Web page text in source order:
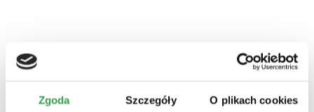
Zgoda Szczegóły O plikach cookies